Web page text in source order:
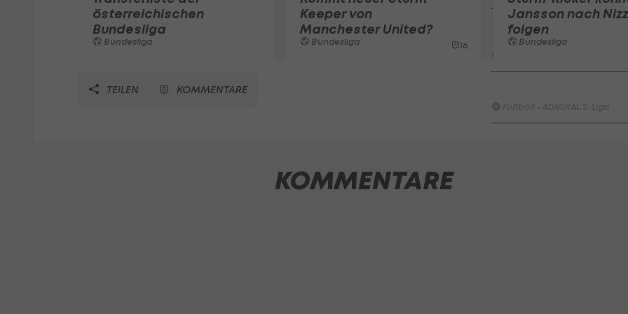
Schwarz-Weiss Bregenz - KSV
1919
österreichischen
Bundesliga
Bundesliga
Keeper von
Manchester United?
Bundesliga 16
Jansson nach
folgen
Bundesliga
TEILEN KOMMENTARE
KOMMENTARE